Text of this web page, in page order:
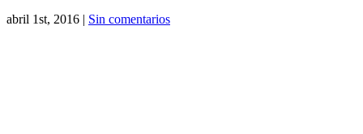
abril 1st, 2016 Sin comentarios